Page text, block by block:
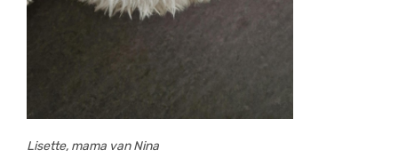
Lisette, mama van Nina